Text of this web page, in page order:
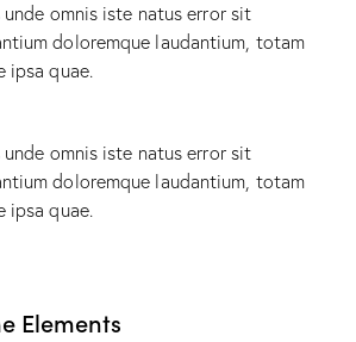
omnis iste natus error sit
doloremque laudantium, totam
ipsa quae.
omnis iste natus error sit
doloremque laudantium, totam
ipsa quae.
Elements